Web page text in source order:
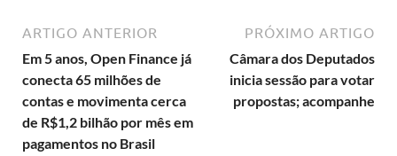
ARTIGO ANTERIOR
Em 5 anos, Open Finance já
conecta 65 milhões de
contas e movimenta cerca
de R$1,2 bilhão por mês em
pagamentos no Brasil
PRÓXIMO ARTIGO
Câmara dos Deputados
inicia sessão para votar
propostas; acompanhe